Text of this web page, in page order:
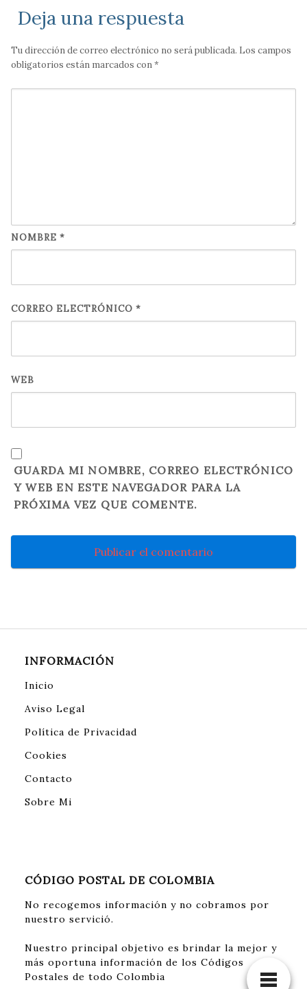
Deja una respuesta
Tu dirección de correo electrónico no será publicada. Los campos
obligatorios están marcados con*
NOMBRE *
CORREO ELECTRÓNICO *
WEB
GUARDA MI NOMBRE, CORREO ELECTRÓNICO
Y WEB EN ESTE NAVEGADOR PARA LA
PRÓXIMA VEZ QUE COMENTE.
INFORMACIÓN
Inicio
Aviso Legal
Política de Privacidad
Cookies
Contacto
Sobre Mi
CÓDIGO POSTAL DE COLOMBIA
No recogemos información y no cobramos por
nuestro servició.
Nuestro principal objetivo es brindar la mejor y
más oportuna información de los Códigos
Postales de todo Colombia